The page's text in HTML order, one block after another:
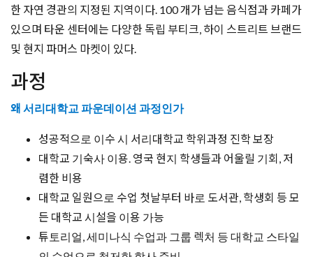
한 자연 경관의 지정된 지역이다. 100 개가 넘는 음식점과 카페가
있으며 타운 센터에는 다양한 독립 부티크, 하이 스트리트 브랜드
및 현지 파머스 마켓이 있다.
과정
왜 서리대학교 파운데이션 과정인가
성공적으로 이수 시 서리대학교 학위과정 진학 보장
대학교 기숙사 이용. 영국 현지 학생들과 어울릴 기회, 저
렴한 비용
대학교 일원으로 수업 첫날부터 바로 도서관, 학생회 등 모
든 대학교 시설을 이용 가능
튜토리얼, 세미나식 수업과 그룹 렉처 등 대학교 스타일